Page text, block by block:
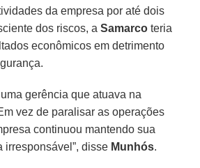
da empresa por até dois
dos riscos, aSamarco teria
econômicos em detrimento
gerência que atuava na
vez de paralisar as operações
continuou mantendo sua
irresponsável”, disse Munhós.